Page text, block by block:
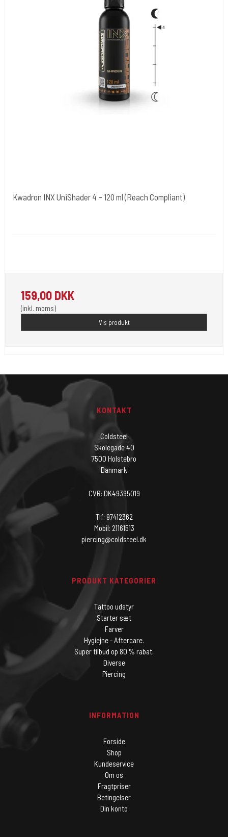
Kwadron INX UniShader 4 – 120 ml (Reach Compliant)
159,00 DKK
(inkl. moms)
Vis produkt
KONTAKT
Coldsteel
Skolegade 40
7500 Holstebro
Danmark
CVR: DK49395019
Tlf: 97412362
Mobil: 21161513
piercing@coldsteel.dk
PRODUKT KATEGORIER
Tattoo udstyr
Starter sæt
Farver
Hygiejne - Aftercare.
Super tilbud op 80 % rabat.
Diverse
Piercing
INFORMATION
Forside
Shop
Kundeservice
Om os
Fragtpriser
Betingelser
Din konto